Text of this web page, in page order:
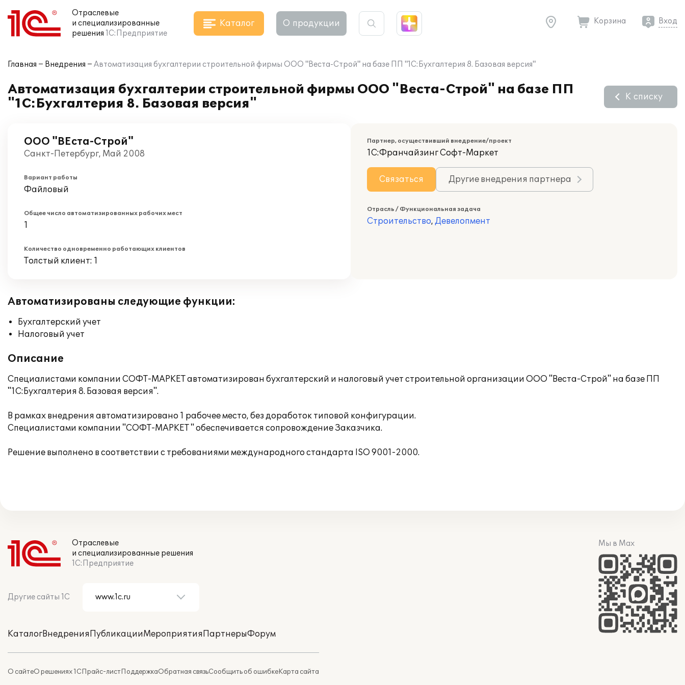
Отраслевые
и специализированные
решения 1С:Предприятие
Каталог О продукции Корзина Вход
Главная Внедрения Автоматизация бухгалтерии строительной фирмы ООО "Веста-Строй" на базе ПП "1С:Бухгалтерия 8. Базовая версия"
Автоматизация бухгалтерии строительной фирмы ООО "Веста-Строй" на базе ПП
"1С:Бухгалтерия 8. Базовая версия"
К списку
ООО "ВЕста-Строй"
Санкт-Петербург, Май 2008
Вариант работы
Файловый
Общее число автоматизированных рабочих мест
1
Количество одновременно работающих клиентов
Толстый клиент: 1
Партнер, осуществивший внедрение/проект
1С:Франчайзинг Софт-Маркет
Связаться Другие внедрения партнера
Отрасль / Функциональная задача
Строительство, Девелопмент
Автоматизированы следующие функции:
Бухгалтерский учет
Налоговый учет
Описание
Специалистами компании СОФТ-МАРКЕТ автоматизирован бухгалтерский и налоговый учет строительной организации ООО "Веста-Строй" на базе ПП
"1С:Бухгалтерия 8. Базовая версия".
В рамках внедрения автоматизировано 1 рабочее место, без доработок типовой конфигурации.
Специалистами компании "СОФТ-МАРКЕТ " обеспечивается сопровождение Заказчика.
Решение выполнено в соответствии с требованиями международного стандарта ISO 9001-2000.
Отраслевые
и специализированные решения
1С:Предприятие
Другие сайты 1С
КаталогВнедренияПубликацииМероприятияПартнерыФорум
О сайтеО решениях 1СПрайс-листПоддержкаОбратная связьСообщить об ошибкеКарта сайта
Мы в Max